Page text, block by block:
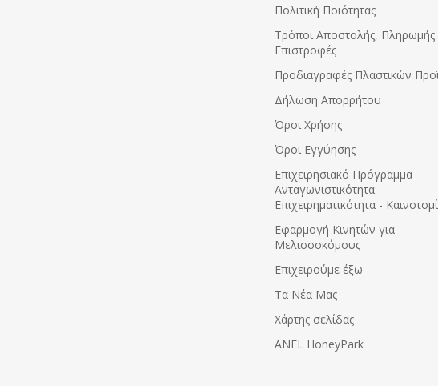
Πολιτική Ποιότητας
Τρόποι Αποστολής, Πληρωμής
Επιστροφές
Προδιαγραφές Πλαστικών
Δήλωση Απορρήτου
Όροι Χρήσης
Όροι Εγγύησης
Eπιχειρησιακό Πρόγραμμα
Ανταγωνιστικότητα -
Επιχειρηματικότητα -
Εφαρμογή Κινητών για
Μελισσοκόμους
Επιχειρούμε έξω
Τα Νέα Μας
Χάρτης σελίδας
ANEL HoneyPark